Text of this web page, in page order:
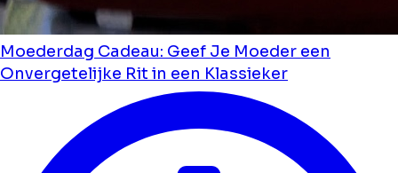
Moederdag Cadeau: Geef Je Moeder een
Onvergetelijke Rit in een Klassieker